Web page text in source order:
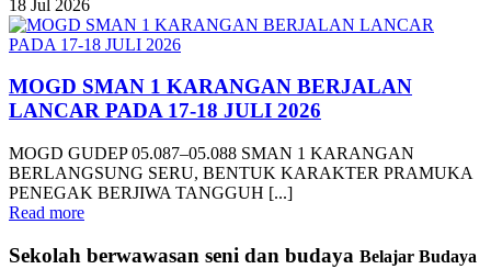
18 Jul 2026
MOGD SMAN 1 KARANGAN BERJALAN
LANCAR PADA 17-18 JULI 2026
MOGD GUDEP 05.087–05.088 SMAN 1 KARANGAN
BERLANGSUNG SERU, BENTUK KARAKTER PRAMUKA
PENEGAK BERJIWA TANGGUH [...]
Read more
Sekolah berwawasan seni dan budaya Belajar Budaya